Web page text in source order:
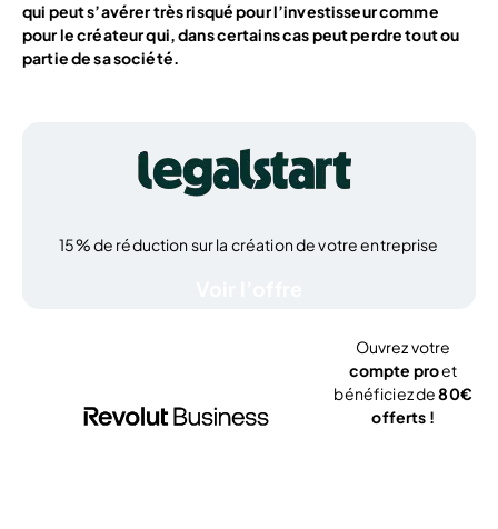
qui peut s’avérer très risqué pour l’investisseur comme
pour le créateur qui, dans certains cas peut perdre tout ou
partie de sa société.
15% de réduction sur la création de votre entreprise
Ouvrez votre
compte proet
bénéficiez de80€
offerts !